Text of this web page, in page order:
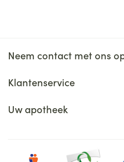
Neem contact met ons
Klantenservice
Uw apotheek